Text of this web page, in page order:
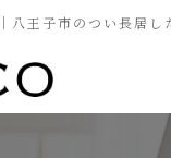
八王子市のつい長居し